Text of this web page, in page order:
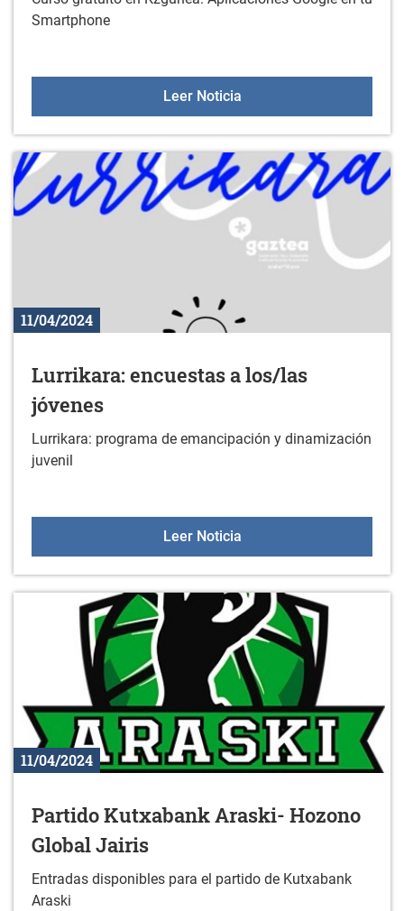
Smartphone
Leer NoticiaCurso: Aplicaciones
11/04/2024
Lurrikara: encuestas a los/las
jóvenes
Lurrikara: programa de emancipación y dinamización
juvenil
Leer NoticiaLurrikara: encuestas a
11/04/2024
Partido Kutxabank Araski- Hozono
Global Jairis
Entradas disponibles para el partido de Kutxabank
Araski